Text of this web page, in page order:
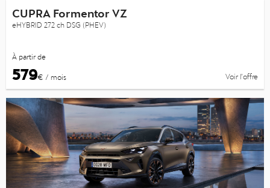
CUPRA Formentor VZ
eHYBRID 272 ch DSG (PHEV)
À partir de
579€ / mois Voir l’offre